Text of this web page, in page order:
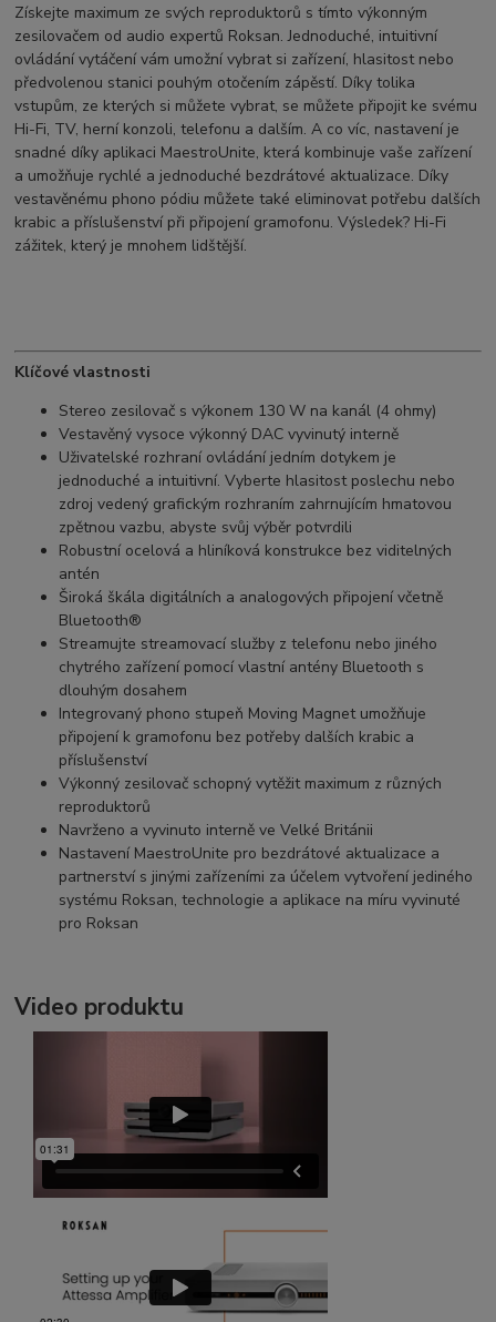
Získejte maximum ze svých reproduktorů s tímto výkonným
zesilovačem od audio expertů Roksan. Jednoduché, intuitivní
ovládání vytáčení vám umožní vybrat si zařízení, hlasitost nebo
předvolenou stanici pouhým otočením zápěstí. Díky tolika
vstupům, ze kterých si můžete vybrat, se můžete připojit ke svému
Hi-Fi, TV, herní konzoli, telefonu a dalším. A co víc, nastavení je
snadné díky aplikaci MaestroUnite, která kombinuje vaše zařízení
a umožňuje rychlé a jednoduché bezdrátové aktualizace. Díky
vestavěnému phono pódiu můžete také eliminovat potřebu dalších
krabic a příslušenství při připojení gramofonu. Výsledek? Hi-Fi
zážitek, který je mnohem lidštější.
Klíčové vlastnosti
Stereo zesilovač s výkonem 130 W na kanál (4 ohmy)
Vestavěný vysoce výkonný DAC vyvinutý interně
Uživatelské rozhraní ovládání jedním dotykem je
jednoduché a intuitivní. Vyberte hlasitost poslechu nebo
zdroj vedený grafickým rozhraním zahrnujícím hmatovou
zpětnou vazbu, abyste svůj výběr potvrdili
Robustní ocelová a hliníková konstrukce bez viditelných
antén
Široká škála digitálních a analogových připojení včetně
Bluetooth®
Streamujte streamovací služby z telefonu nebo jiného
chytrého zařízení pomocí vlastní antény Bluetooth s
dlouhým dosahem
Integrovaný phono stupeň Moving Magnet umožňuje
připojení k gramofonu bez potřeby dalších krabic a
příslušenství
Výkonný zesilovač schopný vytěžit maximum z různých
reproduktorů
Navrženo a vyvinuto interně ve Velké Británii
Nastavení MaestroUnite pro bezdrátové aktualizace a
partnerství s jinými zařízeními za účelem vytvoření jediného
systému Roksan, technologie a aplikace na míru vyvinuté
pro Roksan
Video produktu